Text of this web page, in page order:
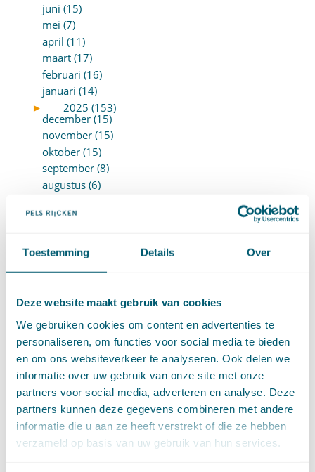
Toestemming Details Over
Deze website maakt gebruik van cookies
We gebruiken cookies om content en advertenties te
personaliseren, om functies voor social media te bieden
en om ons websiteverkeer te analyseren. Ook delen we
informatie over uw gebruik van onze site met onze
partners voor social media, adverteren en analyse. Deze
partners kunnen deze gegevens combineren met andere
informatie die u aan ze heeft verstrekt of die ze hebben
verzameld op basis van uw gebruik van hun services.
juni (15)
mei (7)
april (11)
maart (17)
februari (16)
januari (14)
►
2025 (153)
december (15)
november (15)
oktober (15)
september (8)
augustus (6)
juni (13)
april (15)
januari (15)
december (16)
november (17)
oktober (17)
september (9)
augustus (10)
juli (8)
juni (7)
mei (7)